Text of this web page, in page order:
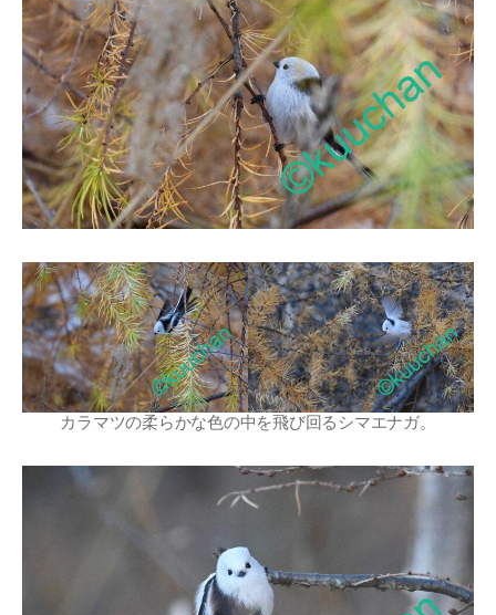
カラマツの柔らかな色の中を飛び回るシマエナガ。